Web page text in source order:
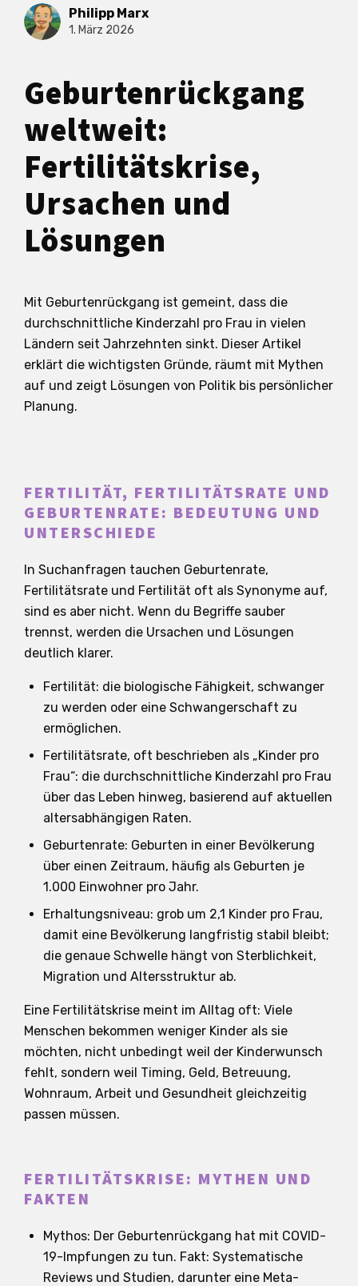
Philipp Marx
1. März 2026
Geburtenrückgang
weltweit:
Fertilitätskrise,
Ursachen und
Lösungen
Mit Geburtenrückgang ist gemeint, dass die
durchschnittliche Kinderzahl pro Frau in vielen
Ländern seit Jahrzehnten sinkt. Dieser Artikel
erklärt die wichtigsten Gründe, räumt mit Mythen
auf und zeigt Lösungen von Politik bis persönlicher
Planung.
FERTILITÄT, FERTILITÄTSRATE UND
GEBURTENRATE: BEDEUTUNG UND
UNTERSCHIEDE
In Suchanfragen tauchen Geburtenrate,
Fertilitätsrate und Fertilität oft als Synonyme auf,
sind es aber nicht. Wenn du Begriffe sauber
trennst, werden die Ursachen und Lösungen
deutlich klarer.
Fertilität: die biologische Fähigkeit, schwanger
zu werden oder eine Schwangerschaft zu
ermöglichen.
Fertilitätsrate, oft beschrieben als „Kinder pro
Frau“: die durchschnittliche Kinderzahl pro Frau
über das Leben hinweg, basierend auf aktuellen
altersabhängigen Raten.
Geburtenrate: Geburten in einer Bevölkerung
über einen Zeitraum, häufig als Geburten je
1.000 Einwohner pro Jahr.
Erhaltungsniveau: grob um 2,1 Kinder pro Frau,
damit eine Bevölkerung langfristig stabil bleibt;
die genaue Schwelle hängt von Sterblichkeit,
Migration und Altersstruktur ab.
Eine Fertilitätskrise meint im Alltag oft: Viele
Menschen bekommen weniger Kinder als sie
möchten, nicht unbedingt weil der Kinderwunsch
fehlt, sondern weil Timing, Geld, Betreuung,
Wohnraum, Arbeit und Gesundheit gleichzeitig
passen müssen.
FERTILITÄTSKRISE: MYTHEN UND
FAKTEN
Mythos: Der Geburtenrückgang hat mit COVID-
19-Impfungen zu tun. Fakt: Systematische
Reviews und Studien, darunter eine Meta-